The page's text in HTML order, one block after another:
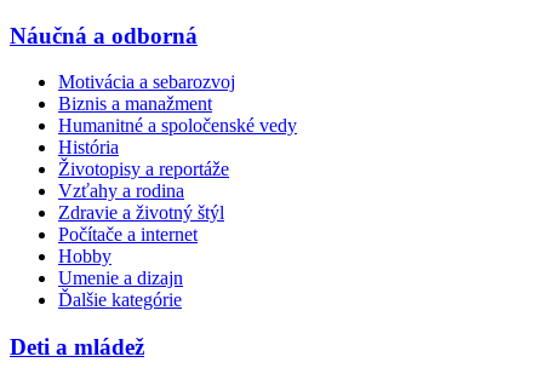
Náučná a odborná
Motivácia a sebarozvoj
Biznis a manažment
Humanitné a spoločenské vedy
História
Životopisy a reportáže
Vzťahy a rodina
Zdravie a životný štýl
Počítače a internet
Hobby
Umenie a dizajn
Ďalšie kategórie
Deti a mládež